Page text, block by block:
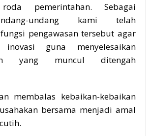
pemerintahan. Sebagai
undang kami telah
pengawasan tersebut agar
inovasi guna menyelesaikan
yang muncul ditengah
membalas kebaikan-kebaikan
bersama menjadi amal